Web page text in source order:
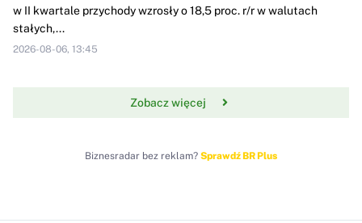
w II kwartale przychody wzrosły o 18,5 proc. r/r w walutach
stałych,...
2026-08-06, 13:45
Zobacz więcej
Biznesradar bez reklam? Sprawdź BR Plus